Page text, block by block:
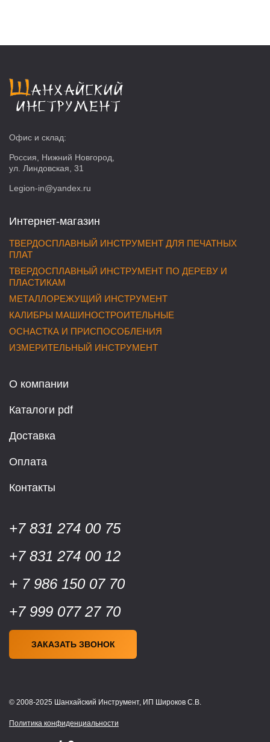
Офис и склад:
Россия, Нижний Новгород,
ул. Линдовская, 31
Legion-in@yandex.ru
Интернет-магазин
ТВЕРДОСПЛАВНЫЙ ИНСТРУМЕНТ ДЛЯ ПЕЧАТНЫХ
ПЛАТ
ТВЕРДОСПЛАВНЫЙ ИНСТРУМЕНТ ПО ДЕРЕВУ И
ПЛАСТИКАМ
МЕТАЛЛОРЕЖУЩИЙ ИНСТРУМЕНТ
КАЛИБРЫ МАШИНОСТРОИТЕЛЬНЫЕ
ОСНАСТКА И ПРИСПОСОБЛЕНИЯ
ИЗМЕРИТЕЛЬНЫЙ ИНСТРУМЕНТ
О компании
Каталоги pdf
Доставка
Оплата
Контакты
+7 831 274 00 75
+7 831 274 00 12
+ 7 986 150 07 70
+7 999 077 27 70
ЗАКАЗАТЬ ЗВОНОК
© 2008-2025 Шанхайский Инструмент, ИП Широков С.В.
Политика конфиденциальности